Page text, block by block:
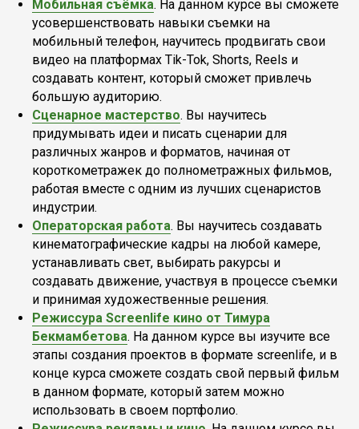
Мобильная съёмка. На данном курсе вы сможете
усовершенствовать навыки съемки на
мобильный телефон, научитесь продвигать свои
видео на платформах Tik-Tok, Shorts, Reels и
создавать контент, который сможет привлечь
большую аудиторию.
Сценарное мастерство. Вы научитесь
придумывать идеи и писать сценарии для
различных жанров и форматов, начиная от
короткометражек до полнометражных фильмов,
работая вместе с одним из лучших сценаристов
индустрии.
Операторская работа. Вы научитесь создавать
кинематографические кадры на любой камере,
устанавливать свет, выбирать ракурсы и
создавать движение, участвуя в процессе съемки
и принимая художественные решения.
Режиссура Screenlife кино от Тимура
Бекмамбетова. На данном курсе вы изучите все
этапы создания проектов в формате screenlife, и в
конце курса сможете создать свой первый фильм
в данном формате, который затем можно
использовать в своем портфолио.